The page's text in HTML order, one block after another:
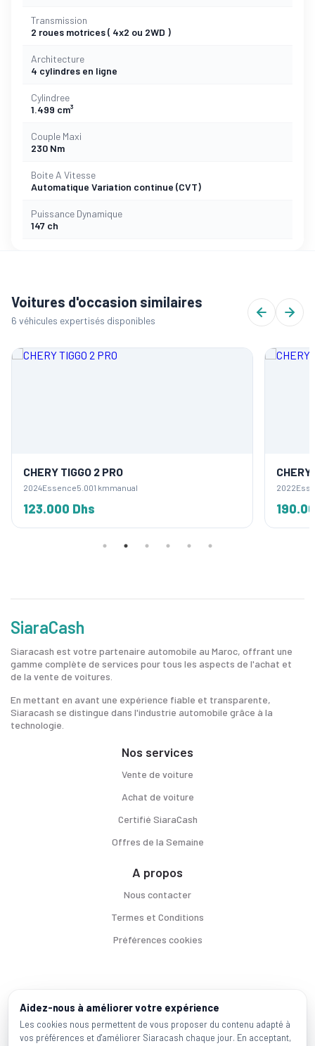
Transmission
2 roues motrices ( 4x2 ou 2WD )
Architecture
4 cylindres en ligne
Cylindree
1.499 cm³
Couple Maxi
230 Nm
Boite A Vitesse
Automatique Variation continue (CVT)
Puissance Dynamique
147 ch
Voitures d'occasion similaires
6 véhicules expertisés disponibles
CHERY TIGGO 2 PRO
2024Essence5.001 kmmanual
123.000 Dhs
CHERY
2022
SiaraCash
Siaracash est votre partenaire automobile au Maroc, offrant une
gamme complète de services pour tous les aspects de l'achat et
de la vente de voitures.
En mettant en avant une expérience fiable et transparente,
Siaracash se distingue dans l'industrie automobile grâce à la
technologie.
Nos services
Vente de voiture
Achat de voiture
Certifié SiaraCash
Offres de la Semaine
A propos
Nous contacter
Termes et Conditions
Préférences cookies
Voitures par ville
Casablanca | | Mohammadia |Salé | |
Marques populaires
Aidez-nous à améliorer votre expérience
Les cookies nous permettent de vous proposer du contenu adapté à
vos préférences et d'améliorer Siaracash chaque jour. En acceptant,